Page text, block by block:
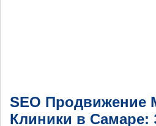
SEO Продвижение
Клиники в Самаре: